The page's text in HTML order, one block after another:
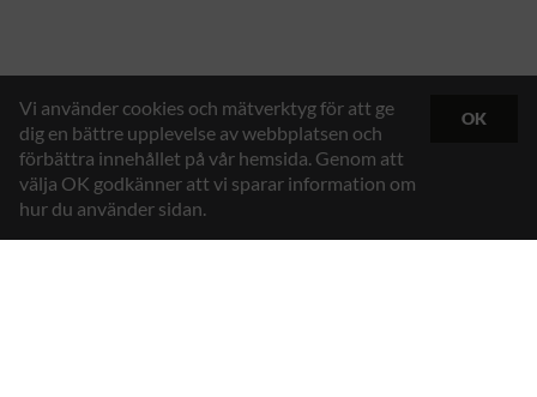
Vi använder cookies och mätverktyg för att ge
dig en bättre upplevelse av webbplatsen och
förbättra innehållet på vår hemsida. Genom att
välja OK godkänner att vi sparar information om
hur du använder sidan.
OK